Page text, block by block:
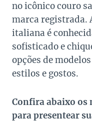
no icônico couro
marca registrada.
italiana é
sofisticado e
opções de
estilos e gostos.
Confira abaixo os
para presentear